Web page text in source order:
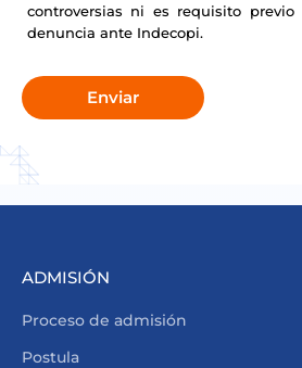
controversias ni es requisito
denuncia ante Indecopi.
Enviar
ADMISIÓN
Proceso de admisión
Postula